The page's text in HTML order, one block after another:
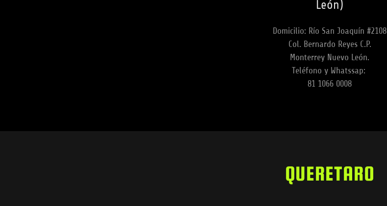
León)
Domicilio: Río San Joaquín #2108
Col. Bernardo Reyes C.P.
Monterrey Nuevo León.
Teléfono y Whatssap:
81 1066 0008
QUERETARO